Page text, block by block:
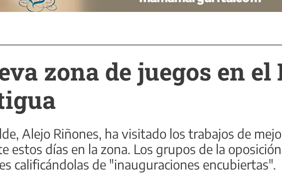
zona de juegos en el
Alejo Riñones, ha visitado los trabajos de
estos días en la zona. Los grupos de la
calificándolas de "inauguraciones encubiertas".